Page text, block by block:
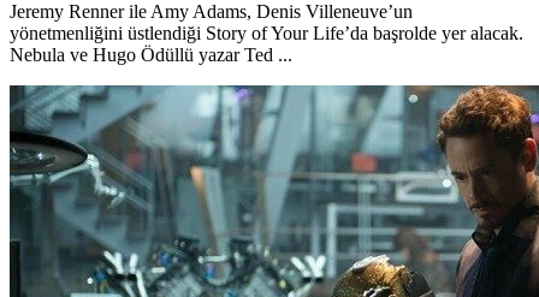
Jeremy Renner ile Amy Adams, Denis Villeneuve’un
yönetmenliğini üstlendiği Story of Your Life’da başrolde yer alacak.
Nebula ve Hugo Ödüllü yazar Ted ...